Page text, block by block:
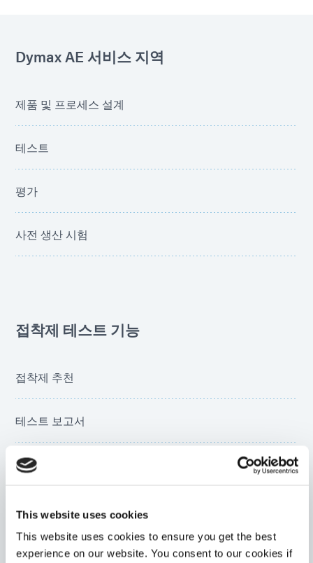
This website uses cookies
This website uses cookies to ensure you get the best
experience on our website. You consent to our cookies if
Dymax AE 서비스 지역
제품 및 프로세스 설계
테스트
평가
사전 생산 시험
접착제 테스트 기능
접착제 추천
테스트 보고서
부품 조립
경화 시간 권장 사항
빛 투과율